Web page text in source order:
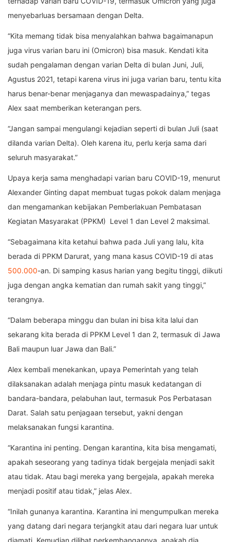
menyebarluas bersamaan dengan Delta.
“Kita memang tidak bisa menyalahkan bahwa bagaimanapun
juga virus varian baru ini (Omicron) bisa masuk. Kendati kita
sudah pengalaman dengan varian Delta di bulan Juni, Juli,
Agustus 2021, tetapi karena virus ini juga varian baru, tentu kita
harus benar-benar menjaganya dan mewaspadainya,” tegas
Alex saat memberikan keterangan pers.
“Jangan sampai mengulangi kejadian seperti di bulan Juli (saat
dilanda varian Delta). Oleh karena itu, perlu kerja sama dari
seluruh masyarakat.”
Upaya kerja sama menghadapi varian baru COVID-19, menurut
Alexander Ginting dapat membuat tugas pokok dalam menjaga
dan mengamankan kebijakan Pemberlakuan Pembatasan
Kegiatan Masyarakat (PPKM) Level 1 dan Level 2 maksimal.
“Sebagaimana kita ketahui bahwa pada Juli yang lalu, kita
berada di PPKM Darurat, yang mana kasus COVID-19 di atas
500.000-an. Di samping kasus harian yang begitu tinggi, diikuti
juga dengan angka kematian dan rumah sakit yang tinggi,”
terangnya.
“Dalam beberapa minggu dan bulan ini bisa kita lalui dan
sekarang kita berada di PPKM Level 1 dan 2, termasuk di Jawa
Bali maupun luar Jawa dan Bali.”
Alex kembali menekankan, upaya Pemerintah yang telah
dilaksanakan adalah menjaga pintu masuk kedatangan di
bandara-bandara, pelabuhan laut, termasuk Pos Perbatasan
Darat. Salah satu penjagaan tersebut, yakni dengan
melaksanakan fungsi karantina.
“Karantina ini penting. Dengan karantina, kita bisa mengamati,
apakah seseorang yang tadinya tidak bergejala menjadi sakit
atau tidak. Atau bagi mereka yang bergejala, apakah mereka
menjadi positif atau tidak,” jelas Alex.
“Inilah gunanya karantina. Karantina ini mengumpulkan mereka
yang datang dari negara terjangkit atau dari negara luar untuk
diamati. Kemudian dilihat perkembangannya, apakah dia